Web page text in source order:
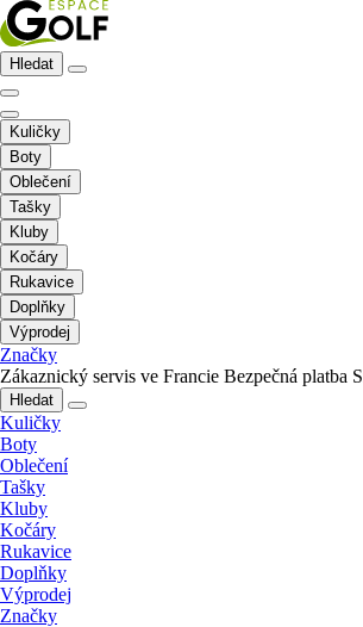
Hledat
Kuličky
Boty
Oblečení
Tašky
Kluby
Kočáry
Rukavice
Doplňky
Výprodej
Značky
Zákaznický servis ve Francie Bezpečná platba
Hledat
Kuličky
Boty
Oblečení
Tašky
Kluby
Kočáry
Rukavice
Doplňky
Výprodej
Značky